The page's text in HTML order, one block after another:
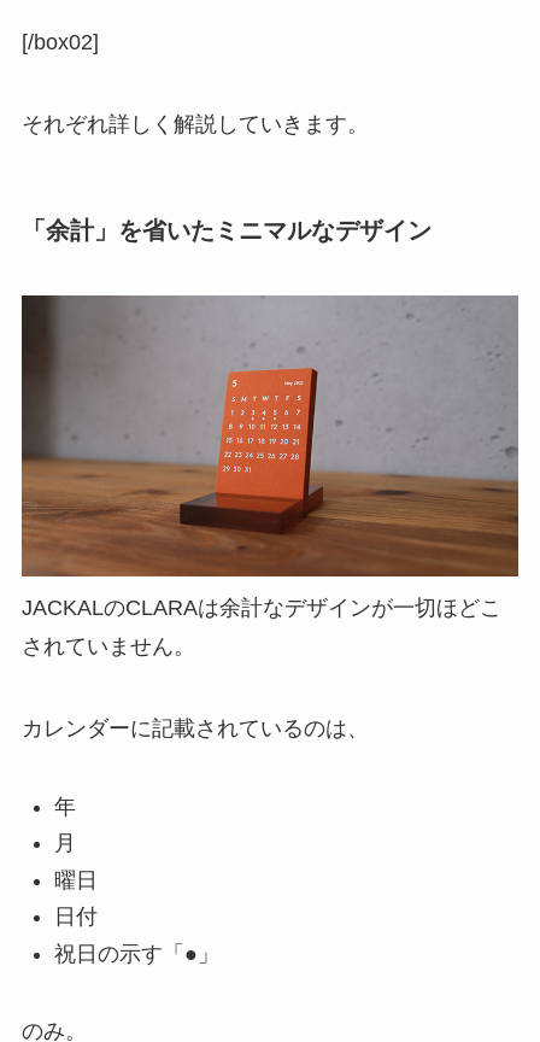
[/box02]
それぞれ詳しく解説していきます。
「余計」を省いたミニマルなデザイン
JACKALのCLARAは余計なデザインが一切ほどこ
されていません。
カレンダーに記載されているのは、
年
月
曜日
日付
祝日の示す「●」
のみ。